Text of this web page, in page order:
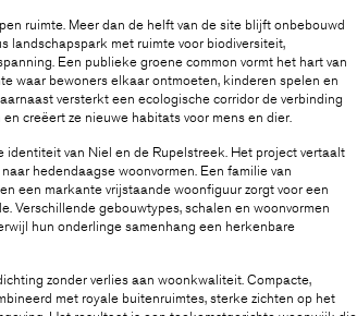
ruimte. Meer dan de helft van de site blijft onbebouwd
landschapspark met ruimte voor biodiversiteit,
Een publieke groene common vormt het hart van
waar bewoners elkaar ontmoeten, kinderen spelen en
versterkt een ecologische corridor de verbinding
creëert ze nieuwe habitats voor mens en dier.
identiteit van Niel en de Rupelstreek. Het project vertaalt
hedendaagse woonvormen. Een familie van
een markante vrijstaande woonfiguur zorgt voor een
Verschillende gebouwtypes, schalen en woonvormen
hun onderlinge samenhang een herkenbare
zonder verlies aan woonkwaliteit. Compacte,
met royale buitenruimtes, sterke zichten op het